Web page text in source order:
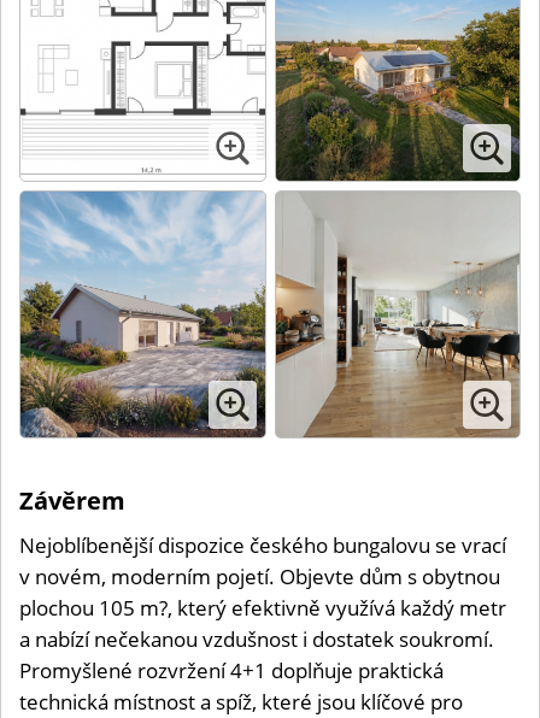
Závěrem
Nejoblíbenější dispozice českého bungalovu se vrací
v novém, moderním pojetí. Objevte dům s obytnou
plochou 105 m?, který efektivně využívá každý metr
a nabízí nečekanou vzdušnost i dostatek soukromí.
Promyšlené rozvržení 4+1 doplňuje praktická
technická místnost a spíž, které jsou klíčové pro